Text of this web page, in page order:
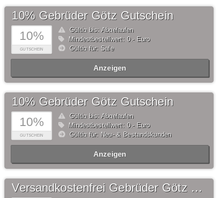
10%
GUTSCHEIN
10% Gebrüder Götz Gutschein
Gültig bis: Abgelaufen
Mindestbestellwert: 0,- Euro
Gültig für: Sale
Anzeigen
10%
GUTSCHEIN
10% Gebrüder Götz Gutschein
Gültig bis: Abgelaufen
Mindestbestellwert: 0,- Euro
Gültig für: Neu- & Bestandskunden
Anzeigen
Versandkostenfrei Gebrüder Götz Gutschein